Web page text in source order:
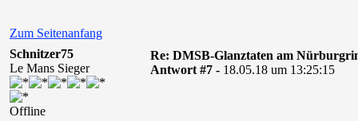
Zum Seitenanfang
Schnitzer75
Le Mans Sieger
Offline
Re: DMSB-Glanztaten am
Antwort #7 - 18.05.18 um 13:25:15